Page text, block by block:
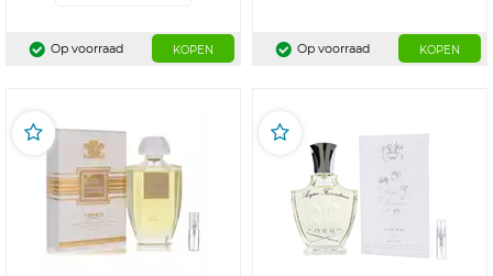
Op voorraad KOPEN Op voorraad KOPEN